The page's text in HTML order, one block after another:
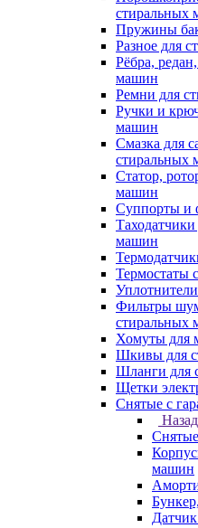
стиральных
Пружины
Разное для
Рёбра,
машин
Ремни для
Ручки и
машин
Смазка для
стиральных
Статор,
машин
Суппорты и
машин
Термостаты
Фильтры
стиральных
Хомуты для
Шкивы для
Шланги для
Щетки
Снятые с
Назад
машин